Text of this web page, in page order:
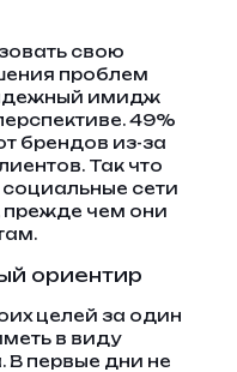
свою
проблем
имидж
49%
брендов из-за
Так что
сети
прежде чем они
ориентир
целей за один
в виду
В первые дни не